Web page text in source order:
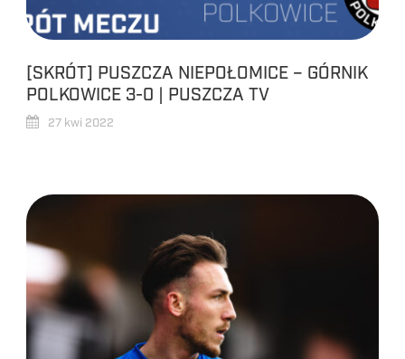
[SKRÓT] PUSZCZA NIEPOŁOMICE – GÓRNIK
POLKOWICE 3-0 | PUSZCZA TV
27 kwi 2022